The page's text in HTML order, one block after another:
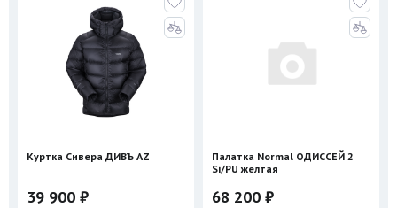
Куртка Сивера ДИВЪ AZ
39 900 ₽
Палатка Normal ОДИССЕЙ 2
Si/PU желтая
68 200 ₽